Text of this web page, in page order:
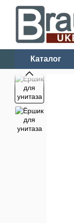
Перейти к
Каталог